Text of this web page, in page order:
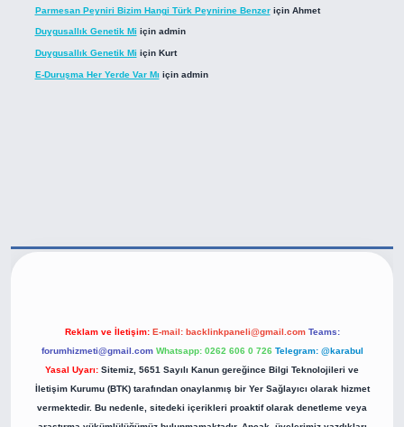
Parmesan Peyniri Bizim Hangi Türk Peynirine Benzeriçin Ahmet
Duygusallık Genetik Mi için admin
Duygusallık Genetik Mi için Kurt
E-Duruşma Her Yerde Var Mı için admin
Reklam ve İletişim: E-mail: backlinkpaneli@gmail.com Teams:
forumhizmeti@gmail.com Whatsapp: 0262 606 0 726 Telegram: @karabul
Yasal Uyarı: Sitemiz, 5651 Sayılı Kanun gereğince Bilgi Teknolojileri ve
İletişim Kurumu (BTK) tarafından onaylanmış bir Yer Sağlayıcı olarak hizmet
vermektedir. Bu nedenle, sitedeki içerikleri proaktif olarak denetleme veya